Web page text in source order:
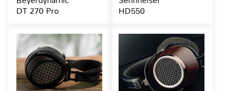
DT 270 Pro
HD550